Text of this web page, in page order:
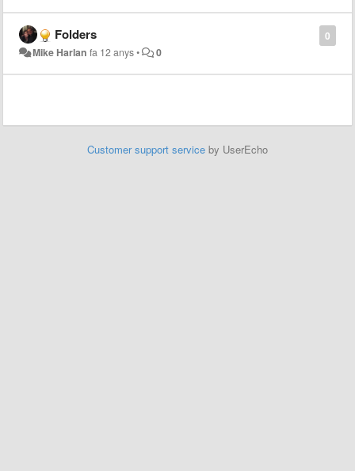
0
Folders
Mike Harlan fa 12 anys• 0
Customer support service by UserEcho